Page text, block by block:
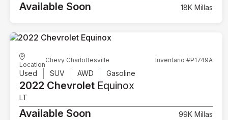
Available Soon 18K Millas
Location
Chevy Charlottesville Inventario #P1749A
Used SUV AWD Gasoline
2022 Chevrolet Equinox
LT
Available Soon 99K Millas